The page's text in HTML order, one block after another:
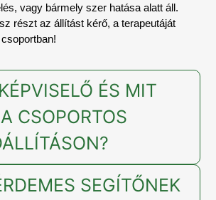
vagy bármely szer hatása alatt áll.
részt az állítást kérő, a terapeutáját
ÉS MIT
CSOPORTOS
SEGÍTŐNEK